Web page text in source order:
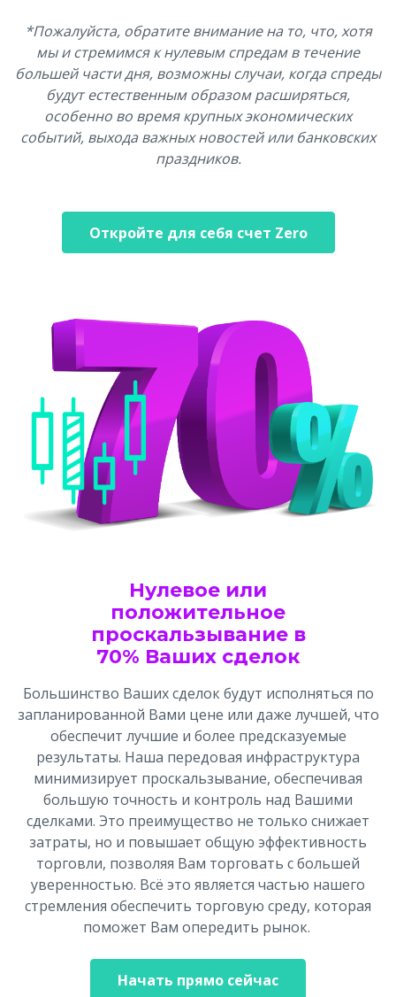
*Пожалуйста, обратите внимание на то, что, хотя
мы и стремимся к нулевым спредам в течение
большей части дня, возможны случаи, когда спреды
будут естественным образом расширяться,
особенно во время крупных экономических
событий, выхода важных новостей или банковских
праздников.
Откройте для себя счет Zero
Нулевое или
положительное
проскальзывание в
70% Ваших сделок
Большинство Ваших сделок будут исполняться по
запланированной Вами цене или даже лучшей, что
обеспечит лучшие и более предсказуемые
результаты. Наша передовая инфраструктура
минимизирует проскальзывание, обеспечивая
большую точность и контроль над Вашими
сделками. Это преимущество не только снижает
затраты, но и повышает общую эффективность
торговли, позволяя Вам торговать с большей
уверенностью. Всё это является частью нашего
стремления обеспечить торговую среду, которая
поможет Вам опередить рынок.
Начать прямо сейчас